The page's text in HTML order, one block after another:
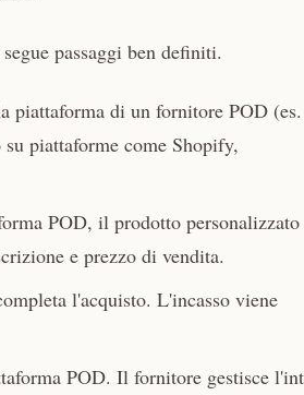
passaggi ben definiti.
piattaforma di un fornitore POD (es.
piattaforme come Shopify,
POD, il prodotto personalizzato
e prezzo di vendita.
l'acquisto. L'incasso viene
POD. Il fornitore gestisce